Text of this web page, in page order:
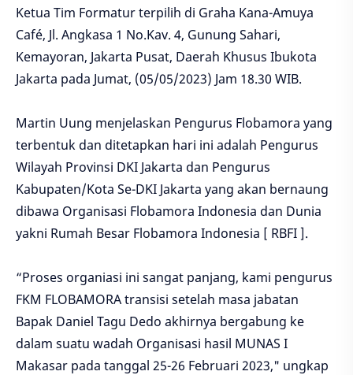
Ketua Tim Formatur terpilih di Graha Kana-Amuya
Café, Jl. Angkasa 1 No.Kav. 4, Gunung Sahari,
Kemayoran, Jakarta Pusat, Daerah Khusus Ibukota
Jakarta pada Jumat, (05/05/2023) Jam 18.30 WIB.
Martin Uung menjelaskan Pengurus Flobamora yang
terbentuk dan ditetapkan hari ini adalah Pengurus
Wilayah Provinsi DKI Jakarta dan Pengurus
Kabupaten/Kota Se-DKI Jakarta yang akan bernaung
dibawa Organisasi Flobamora Indonesia dan Dunia
yakni Rumah Besar Flobamora Indonesia [ RBFI ].
“Proses organiasi ini sangat panjang, kami pengurus
FKM FLOBAMORA transisi setelah masa jabatan
Bapak Daniel Tagu Dedo akhirnya bergabung ke
dalam suatu wadah Organisasi hasil MUNAS I
Makasar pada tanggal 25-26 Februari 2023," ungkap